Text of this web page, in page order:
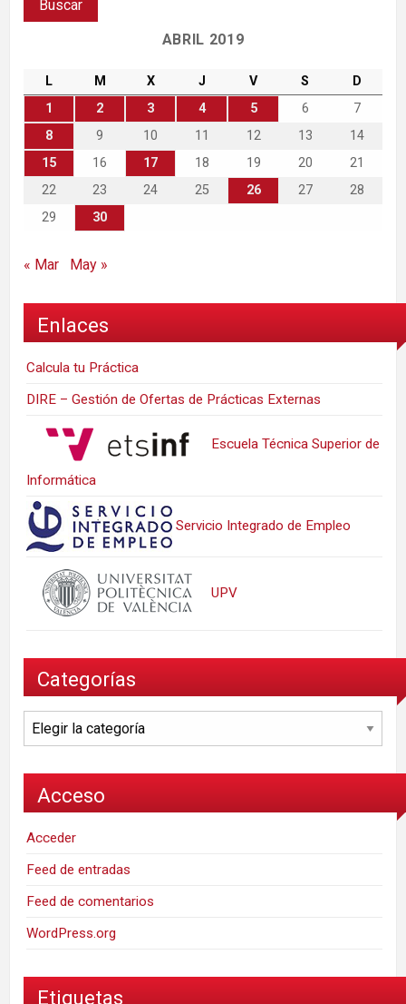
ABRIL 2019
L M X J V S
D
1
2 3 4 5 6
7
8
9 10 11 12 13
14
15
16 17 18 19 20
21
22
23 24 25 26 27
28
29
30
« Mar May »
Enlaces
Calcula tu Práctica
DIRE – Gestión de Ofertas de Prácticas Externas
Escuela Técnica Superior de
Informática
Servicio Integrado de Empleo
UPV
Categorías
Categorías
Acceso
Acceder
Feed de entradas
Feed de comentarios
WordPress.org
Etiquetas